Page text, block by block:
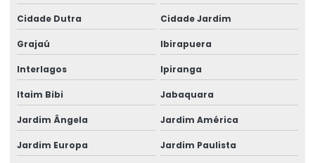
Despachante aduaneiro para importação
Despachante aduaneiro para importar
Despachante aduaneiro internacional
Despachante aduaneiro logística
Despachante aduaneiro logística internacional
Cidade Dutra Cidade Jardim
Grajaú Ibirapuera
Interlagos Ipiranga
Itaim Bibi Jabaquara
Jardim Ângela Jardim América
Jardim Europa Jardim Paulista